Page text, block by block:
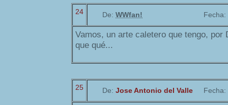
24 De: WWfan! Fecha:
Vamos, un arte caletero que tengo,
que qué...
25 De: Jose Antonio del Valle Fecha: